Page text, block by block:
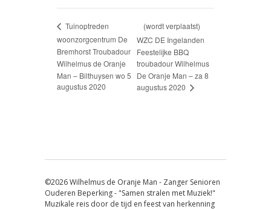
Tuinoptreden
woonzorgcentrum De
Bremhorst Troubadour
Wilhelmus de Oranje
Man – Bilthuysen wo 5
augustus 2020
(wordt verplaatst)
WZC DE Ingelanden
Feestelijke BBQ
troubadour Wilhelmus
De Oranje Man – za 8
augustus 2020
©2026 Wilhelmus de Oranje Man - Zanger Senioren
Ouderen Beperking - "Samen stralen met Muziek!"
Muzikale reis door de tijd en feest van herkenning